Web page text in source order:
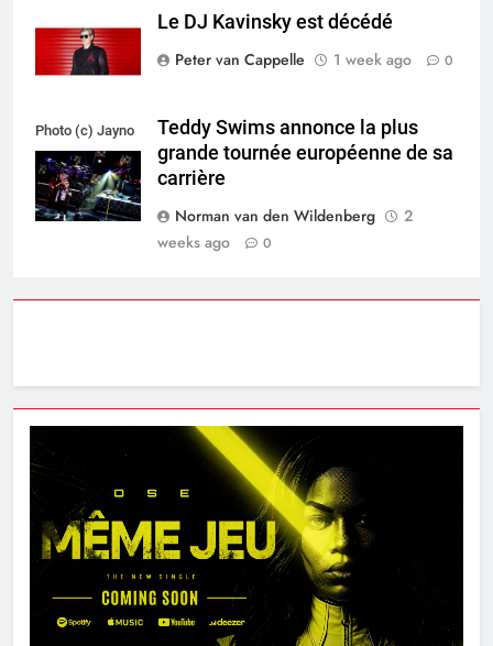
Le DJ Kavinsky est décédé
Peter van Cappelle
1 week ago 0
Photo (c) Jayno
Berkhoudt
Teddy Swims annonce la plus
grande tournée européenne de sa
carrière
Norman van den Wildenberg
2
weeks ago
0